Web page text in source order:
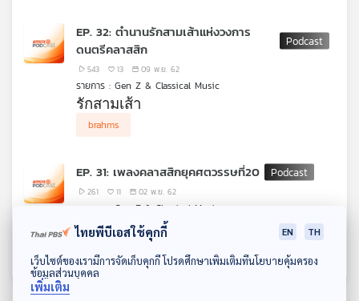
บทความ
ดาวน์โหลด Thai PBS Podcast Application
EP. 32: ตำนานรักสามเส้าแห่งวงการ
ดนตรีคลาสสิก
543 13 09 พ.ย. 62
รายการ : Gen Z & Classical Music
รักสามเส้า
ใครว่ามีแต่ในนิยาย ลองมาฟังเรื่องรักวุ่น
สะเทือน จาก “พี่เมฆ” มิติ วิสุทธิ์อัมพร นัก
วิโอลาผู้หลงใหลในประวัติศาสตร์วงการ
ดนตรี
คลาสสิก
brahms
EP. 31: เพลงคลาสสิกยุคศตวรรษที่20
261 11 02 พ.ย. 62
รายการ : Gen Z & Classical Music
ดนตรีคลาสสิกยุคศตวรรษที่ 20 คือยุคที่ใกล้เคียงปัจจุบันมากที่สุด
ดนตรียุคนี้มีลักษณะเป็นอย่างไร ฟัง ผศ.วรพล กาญจน์วีระโยธิน
อาจารย์คณะดุริยางคศาสตร์ มหาวิทยาลัยศิลปากรเล่าถึงดนตรียุคนี้
ไทยพีบีเอสใช้คุกกี้ EN TH
เว็บไซต์ของเรามีการจัดเก็บคุกกี้ โปรดศึกษาเพิ่มเติมที่นโยบายคุ้มครอง
ข้อมูลส่วนบุคคล
เพิ่มเติม